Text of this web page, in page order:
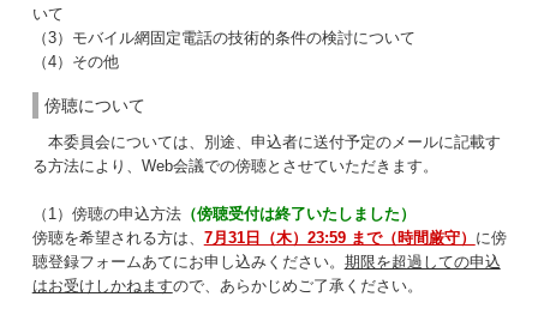
いて
（3）モバイル網固定電話の技術的条件の検討について
（4）その他
傍聴について
本委員会については、別途、申込者に送付予定のメールに記載す
る方法により、Web会議での傍聴とさせていただきます。
（1）傍聴の申込方法（傍聴受付は終了いたしました）
傍聴を希望される方は、 7月31日（木）23:59 まで（時間厳守） に傍
聴登録フォームあてにお申し込みください。 期限を超過しての申込
はお受けしかねますので、あらかじめご了承ください。